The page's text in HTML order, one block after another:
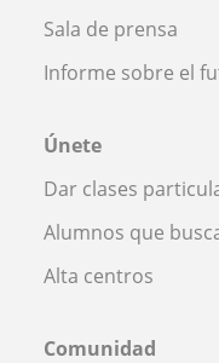
Sala de prensa
Informe sobre el
Únete
Dar clases
Alumnos que
Alta centros
Comunidad